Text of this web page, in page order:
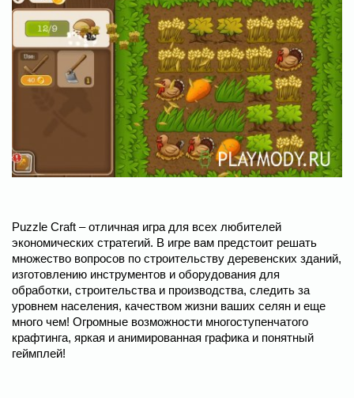
Puzzle Craft – отличная игра для всех любителей
экономических стратегий. В игре вам предстоит решать
множество вопросов по строительству деревенских зданий,
изготовлению инструментов и оборудования для
обработки, строительства и производства, следить за
уровнем населения, качеством жизни ваших селян и еще
много чем! Огромные возможности многоступенчатого
крафтинга, яркая и анимированная графика и понятный
геймплей!